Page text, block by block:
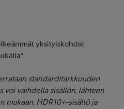
yksityiskohdat
standarditarkkuuden
voi vaihdella sisällön, lähteen
mukaan. HDR10+-sisältö ja